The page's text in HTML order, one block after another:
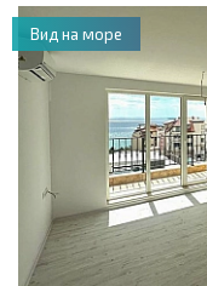
Вид на море